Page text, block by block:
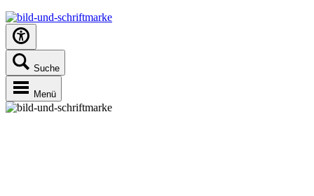
Suche
Menü